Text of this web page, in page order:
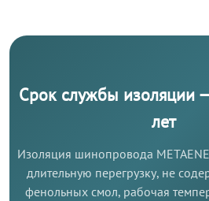
Срок службы изоляции
лет
Изоляция шинопровода
длительную перегрузку, не
фенольных смол, рабочая